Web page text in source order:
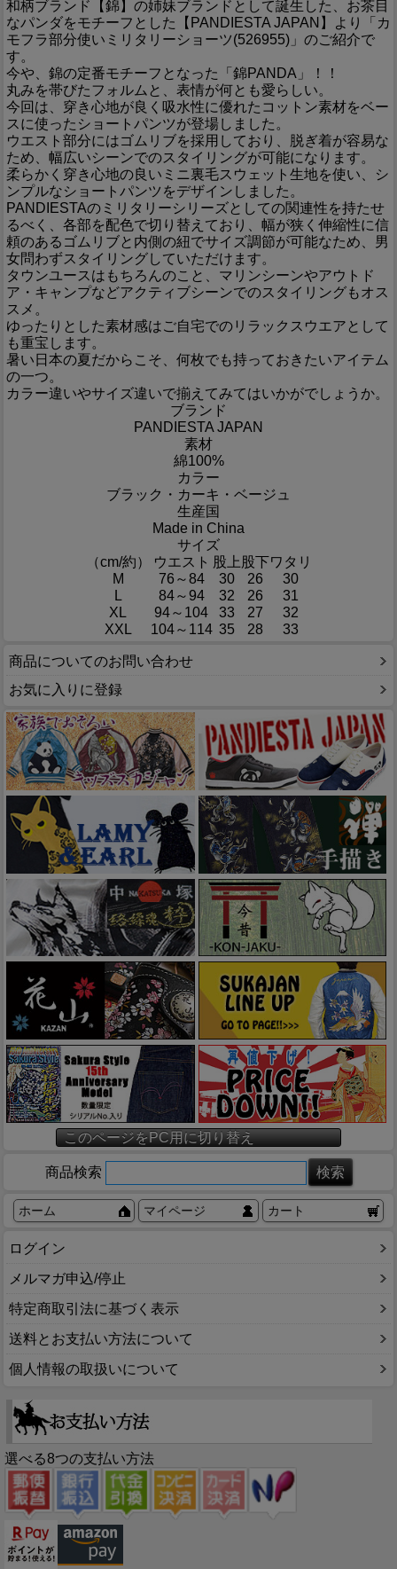
和柄ブランド【錦】の姉妹ブランドとして誕生した、お茶目
なパンダをモチーフとした【PANDIESTA JAPAN】より「カ
モフラ部分使いミリタリーショーツ(526955)」のご紹介で
す。
今や、錦の定番モチーフとなった「錦PANDA」！！
丸みを帯びたフォルムと、表情が何とも愛らしい。
今回は、穿き心地が良く吸水性に優れたコットン素材をベー
スに使ったショートパンツが登場しました。
ウエスト部分にはゴムリブを採用しており、脱ぎ着が容易な
ため、幅広いシーンでのスタイリングが可能になります。
柔らかく穿き心地の良いミニ裏毛スウェット生地を使い、シ
ンプルなショートパンツをデザインしました。
PANDIESTAのミリタリーシリーズとしての関連性を持たせ
るべく、各部を配色で切り替えており、幅が狭く伸縮性に信
頼のあるゴムリブと内側の紐でサイズ調節が可能なため、男
女問わずスタイリングしていただけます。
タウンユースはもちろんのこと、マリンシーンやアウトド
ア・キャンプなどアクティブシーンでのスタイリングもオス
スメ。
ゆったりとした素材感はご自宅でのリラックスウエアとして
も重宝します。
暑い日本の夏だからこそ、何枚でも持っておきたいアイテム
の一つ。
カラー違いやサイズ違いで揃えてみてはいかがでしょうか。
ブランド
PANDIESTA JAPAN
素材
綿100%
カラー
ブラック・カーキ・ベージュ
生産国
Made in China
サイズ
（cm/約）
ウエスト 股上股下 ワタリ
M
76～84 30 26
30
L
84～94 32 26
31
XL
94～104 33 27
32
XXL
104～114 35 28 33
商品についてのお問い合わせ
お気に入りに登録
このページをPC用に切り替え
商品検索
ホーム マイページ カート
ログイン
メルマガ申込/停止
特定商取引法に基づく表示
送料とお支払い方法について
個人情報の取扱いについて
選べる8つの支払い方法